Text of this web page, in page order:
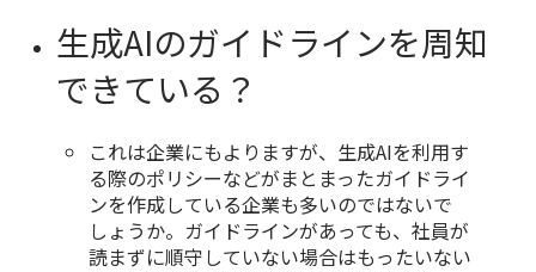
生成AIのガイドラインを周知
できている？
これは企業にもよりますが、生成AIを利用す
る際のポリシーなどがまとまったガイドライ
ンを作成している企業も多いのではないで
しょうか。ガイドラインがあっても、社員が
読まずに順守していない場合はもったいない